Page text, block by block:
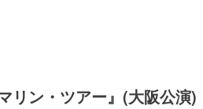
リン・ツアー』(大阪公演)